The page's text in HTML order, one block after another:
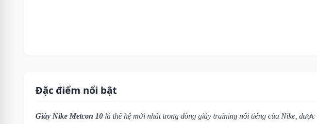
Đặc điểm nổi bật
Giày Nike Metcon 10 là thế hệ mới nhất trong dòng giày training nổi tiếng của Nike, được